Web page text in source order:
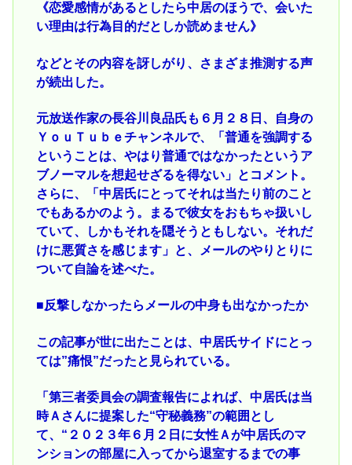
《恋愛感情があるとしたら中居のほうで、会いた
い理由は行為目的だとしか読めません》
などとその内容を訝しがり、さまざま推測する声
が続出した。
元放送作家の長谷川良品氏も６月２８日、自身の
ＹｏｕＴｕｂｅチャンネルで、「普通を強調する
ということは、やはり普通ではなかったというア
ブノーマルを想起せざるを得ない」とコメント。
さらに、「中居氏にとってそれは当たり前のこと
でもあるかのよう。まるで彼女をおもちゃ扱いし
ていて、しかもそれを隠そうともしない。それだ
けに悪質さを感じます」と、メールのやりとりに
ついて自論を述べた。
■反撃しなかったらメールの中身も出なかったか
この記事が世に出たことは、中居氏サイドにとっ
ては”痛恨”だったと見られている。
「第三者委員会の調査報告によれば、中居氏は当
時Ａさんに提案した“守秘義務”の範囲とし
て、“２０２３年６月２日に女性Ａが中居氏のマ
ンションの部屋に入ってから退室するまでの事